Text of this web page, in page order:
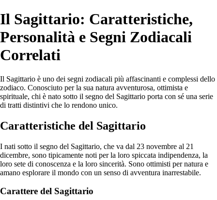
Il Sagittario: Caratteristiche,
Personalità e Segni Zodiacali
Correlati
Il Sagittario è uno dei segni zodiacali più affascinanti e complessi dello
zodiaco. Conosciuto per la sua natura avventurosa, ottimista e
spirituale, chi è nato sotto il segno del Sagittario porta con sé una serie
di tratti distintivi che lo rendono unico.
Caratteristiche del Sagittario
I nati sotto il segno del Sagittario, che va dal 23 novembre al 21
dicembre, sono tipicamente noti per la loro spiccata indipendenza, la
loro sete di conoscenza e la loro sincerità. Sono ottimisti per natura e
amano esplorare il mondo con un senso di avventura inarrestabile.
Carattere del Sagittario